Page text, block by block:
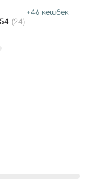
+46 кешбек
(24)